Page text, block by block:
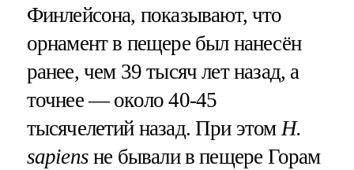
Финлейсона, показывают, что
орнамент в пещере был нанесён
ранее, чем 39 тысяч лет назад, а
точнее — около 40-45
тысячелетий назад. При этомH.
sapiensне бывали в пещере Горам